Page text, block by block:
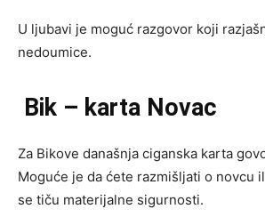
U ljubavi je moguć razgovor koji
nedoumice.
Bik – karta Novac
Za Bikove današnja ciganska karta
Moguće je da ćete razmišljati o novcu
se tiču materijalne sigurnosti.